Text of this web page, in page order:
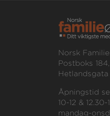
Norsk
Postboks
Åpningstid
10-12 & 12.30-
mandag-